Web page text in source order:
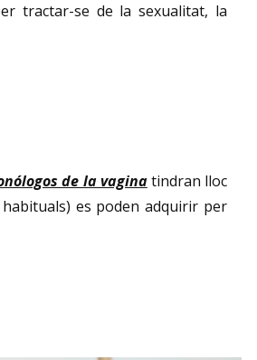
tractar-se de la sexualitat, la
de la vaginatindran lloc
es poden adquirir per